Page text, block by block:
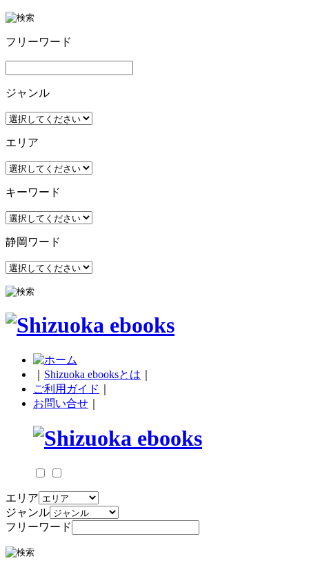
フリーワード
ジャンル
エリア
キーワード
静岡ワード
Shizuoka ebooksとは
ご利用ガイド
お問い合せ
エリア
ジャンル
フリーワード